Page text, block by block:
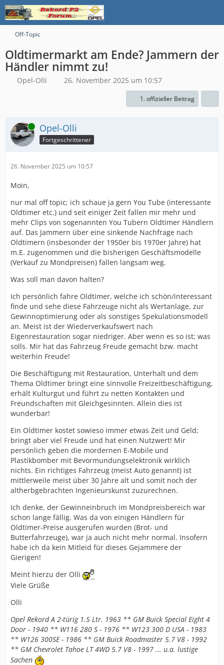
Off-Topic
Oldtimermarkt am Ende? Jammern der
Händler nimmt zu!
Opel-Olli 26. November 2025 um 10:57
1. offizieller Beitrag
Online Opel-Olli
Fortgeschrittener
26. November 2025 um 10:57
Moin,
nur mal off topic; ich schaue ja gern You Tube (interessante
Oldtimer etc.) und seit einiger Zeit fallen mir mehr und
mehr Clips von sogenannten You Tubern Oldtimer Händlern
auf. Das Jammern über eine sinkende Nachfrage nach
Oldtimern (insbesonder der 1950er bis 1970er Jahre) hat
m.E. zugenommen und die bisherigen Geschäftsmodelle
(Verkauf zu Mondpreisen) fallen langsam weg.
Was soll man davon halten?
Ich persönlich fahre Oldtimer, welche ich schön/interessant
finde und sehe diese Fahrzeuge nicht als Wertanlage, zur
Gewinnoptimierung oder als sonstiges Spekulationsmodell
an. Meist ist der Wiederverkaufswert nach
Eigenrestauration sogar niedriger. Aber wenn es so ist; was
solls. Mir hat das Fahrzeug Freude gemacht bzw. macht
weiterhin Freude!
Die Beschäftigung mit Restauration, Unterhalt und dem
Thema Oldtimer bringt eine sinnvolle Freizeitbeschäftigung,
erhält Kulturgut und führt zu netten Kontakten und
Freundschaften mit Gleichgesinnten. Allein dies ist
wunderbar!
Ein Oldtimer kostet sowieso immer etwas Zeit und Geld;
bringt aber viel Freude und hat einen Nutzwert! Mir
persönlich geben die mordernen E-Mobile und
Plastikbomber mit Bevormundungselektronik wirklich
nichts. Ein richtiges Fahrzeug (meist Auto genannt) ist
mittlerweile meist über 30 Jahre alt und somit noch der
altherbgebrachten Ingenieurskunst zuzurechnen.
Ich denke, der Gewinneinbruch im Mondpreisbereich war
schon lange fällig. Was da von einigen Händlern für
Oldtimer-Preise ausgerufen wurden (Brot- und
Butterfahrzeuge), war ja auch nicht mehr normal. Insofern
habe ich da kein Mitleid für dieses Gejammere der
Gierigen!
Meint hierzu der Olli
Viele Grüße
Olli
Opel Rekord A 2-türig 1.5 Ltr. 1963 ** GM Buick Special Eight 4
Door - 1940 ** W116 280 S - 1976 ** W123 300 D USA - 1983
** W126 300SE - 1986 ** GM Buick Roadmaster 5.7 V8 - 1992
** GM Chevrolet Tahoe LT 4WD 5.7 V8 - 1997 ... u.a. lustige
Sachen